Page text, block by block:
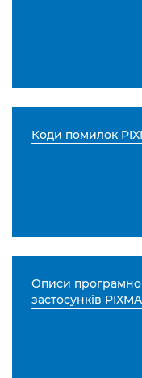
Коди помилок
Описи
застосунків PIXMA